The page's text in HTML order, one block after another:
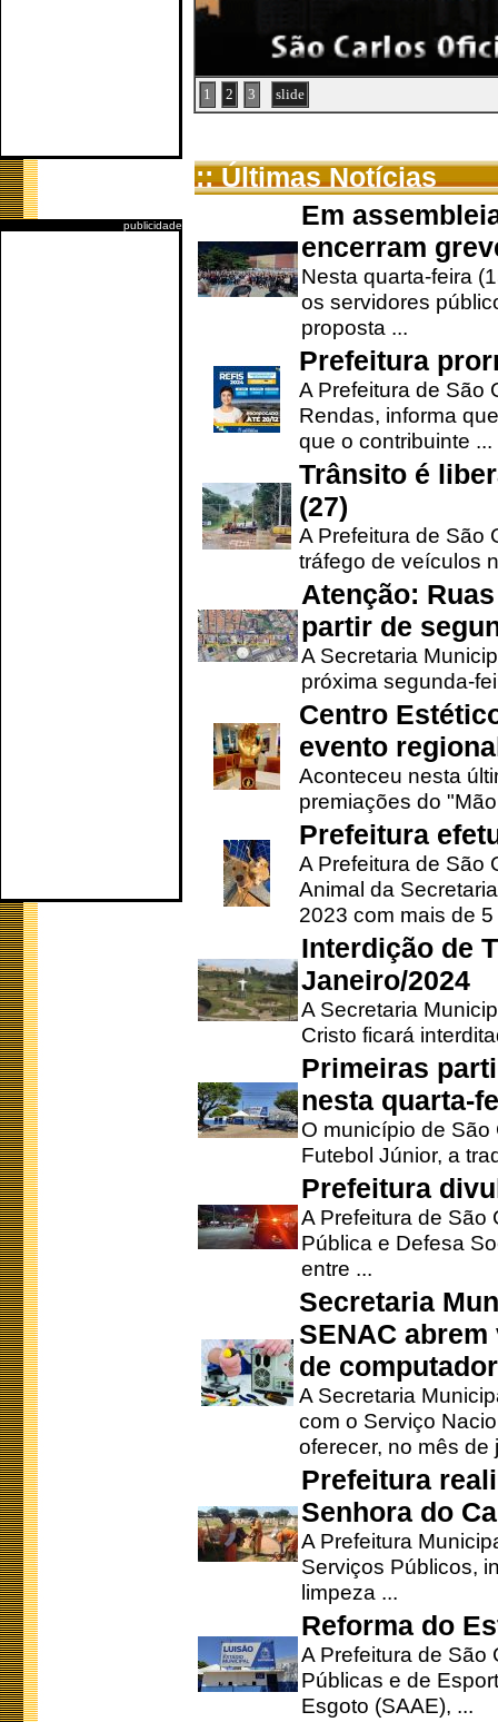
publicidade
1 2 3 slide
:: Últimas Notícias
Em
encerram
Nesta quarta-feira
os servidores
proposta ...
Prefeitura
A Prefeitura de São
Rendas, informa
que o contribuinte ...
Trânsito é
(27)
A Prefeitura de São
tráfego de veículos
Atenção:
partir de
A Secretaria
próxima segunda-
Centro
evento
Aconteceu nesta
premiações do
Prefeitura
A Prefeitura de São
Animal da
2023 com mais de 5
Interdição de
Janeiro/2024
A Secretaria
Cristo ficará
Primeiras
nesta quarta-
O município de
Futebol Júnior, a
Prefeitura
A Prefeitura de São
Pública e Defesa
entre ...
Secretaria
SENAC
de
A Secretaria
com o Serviço
oferecer, no mês de
Prefeitura
Senhora do
A Prefeitura
Serviços Públicos,
limpeza ...
Reforma do
A Prefeitura de São
Públicas e de
Esgoto (SAAE), ...